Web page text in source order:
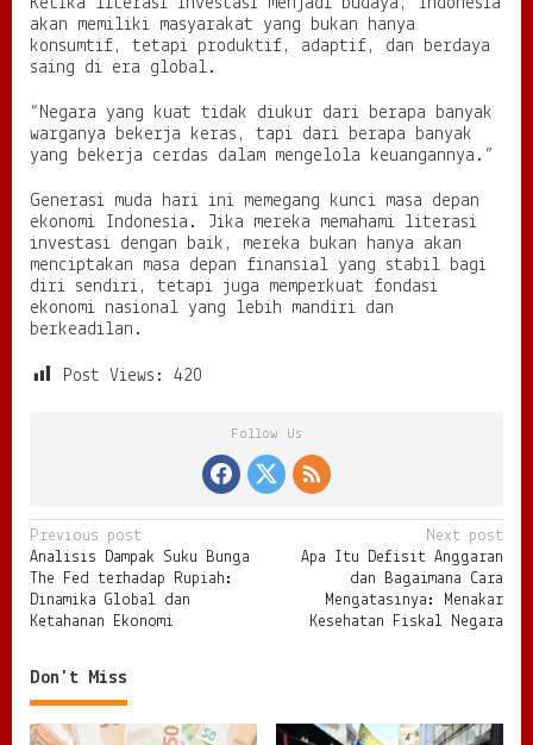
akan memiliki masyarakat yang bukan hanya
konsumtif, tetapi produktif, adaptif, dan berdaya
saing di era global.
“Negara yang kuat tidak diukur dari berapa banyak
warganya bekerja keras, tapi dari berapa banyak
yang bekerja cerdas dalam mengelola keuangannya.”
Generasi muda hari ini memegang kunci masa depan
ekonomi Indonesia. Jika mereka memahami literasi
investasi dengan baik, mereka bukan hanya akan
menciptakan masa depan finansial yang stabil bagi
diri sendiri, tetapi juga memperkuat fondasi
ekonomi nasional yang lebih mandiri dan
berkeadilan.
Post Views: 420
Follow Us
P
o
s
n
a
Previous post
Analisis Dampak Suku Bunga
The Fed terhadap Rupiah:
Dinamika Global dan
Ketahanan Ekonomi
Next post
Apa Itu Defisit Anggaran
dan Bagaimana Cara
Mengatasinya: Menakar
Kesehatan Fiskal Negara
Don't Miss